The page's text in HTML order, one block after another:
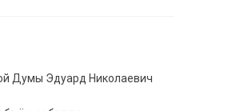
Думы Эдуард Николаевич